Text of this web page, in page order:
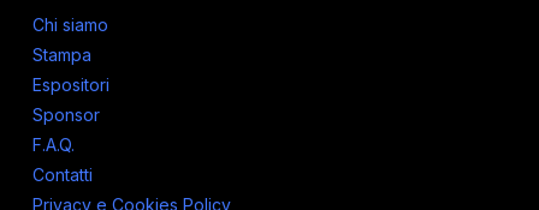
Chi siamo
Stampa
Espositori
Sponsor
F.A.Q.
Contatti
Privacy e Cookies Policy